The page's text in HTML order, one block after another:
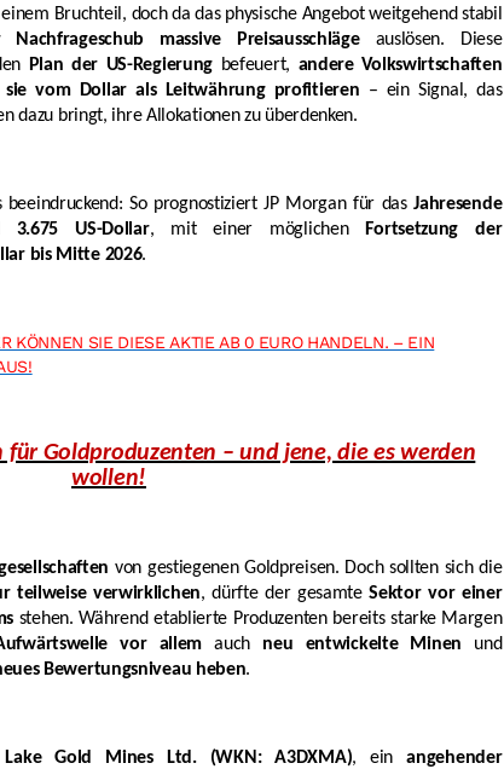
Bruchteil, doch da das physische Angebot weitgehend stabil
Nachfrageschub massive Preisausschlägeauslösen. Diese
Plan der US-Regierung befeuert, andere Volkswirtschaften
vom Dollar als Leitwährung profitieren – ein Signal, das
dazu bringt, ihre Allokationen zu überdenken.
beeindruckend: So prognostiziert JP Morgan für dasJahresende
3.675 US-Dollar, mit einer möglichen
Fortsetzung der
bis Mitte 2026.
KÖNNEN SIE DIESE AKTIE AB 0 EURO HANDELN. – EIN
für Goldproduzenten – und jene, die es werden
wollen!
von gestiegenen Goldpreisen. Doch sollten sich die
teilweise verwirklichen, dürfte der gesamteSektor vor einer
stehen. Während etablierte Produzenten bereits starke Margen
vor allem auch neu entwickelte Minen und
Bewertungsniveau heben.
Gold Mines Ltd. (WKN: A3DXMA), einangehender